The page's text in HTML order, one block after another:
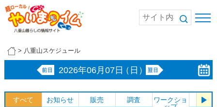
> 八重山スケジュール
2026年06月07日（日）
すべて お知らせ 販売 調査
ワークショ
体験